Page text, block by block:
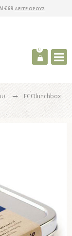
€69 ΔΕΙΤΕ ΟΡΟΥΣ
0
ECOlunchbox